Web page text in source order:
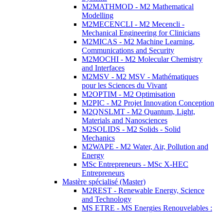
M2MATHMOD - M2 Mathematical
Modelling
M2MECENCLI - M2 Mecencli -
Mechanical Engineering for Clinicians
M2MICAS - M2 Machine Learning,
Communications and Security
M2MOCHI - M2 Molecular Chemistry
and Interfaces
M2MSV - M2 MSV - Mathématiques
pour les Sciences du Vivant
M2OPTIM - M2 Optimisation
M2PIC - M2 Projet Innovation Conception
M2QNSLMT - M2 Quantum, Light,
Materials and Nanosciences
M2SOLIDS - M2 Solids - Solid
Mechanics
M2WAPE - M2 Water, Air, Pollution and
Energy
MSc Entrepreneurs - MSc X-HEC
Entrepreneurs
Mastère spécialisé (Master)
M2REST - Renewable Energy, Science
and Technology
MS ETRE - MS Energies Renouvelables :